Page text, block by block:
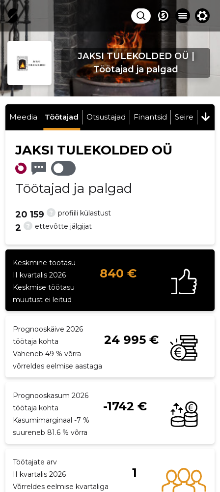
JAKSI TULEKOLDED OÜ |
Töötajad ja palgad
Meedia Töötajad Otsustajad Finantsid Seire
JAKSI TULEKOLDED OÜ
Töötajad ja palgad
? profiili külastust
20 159
? ettevõtte jälgijat
2
Keskmine töötasu
II kvartalis 2026
840 €
Keskmise töötasu
muutust ei leitud
Prognooskäive 2026
töötaja kohta
24 995 €
Väheneb 49 % võrra
võrreldes eelmise aastaga
Prognooskasum 2026
töötaja kohta
-1742 €
Kasumimarginaal -7 %
suureneb 81.6 % võrra
Töötajate arv
II kvartalis 2026
1
Võrreldes eelmise kvartaliga